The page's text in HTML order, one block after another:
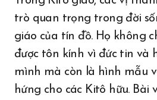
trò quan trọng trong đời
giáo của tín đồ. Họ không
được tôn kính vì đức tin và
mình mà còn là hình mẫu
hứng cho các Kitô hữu. Bài